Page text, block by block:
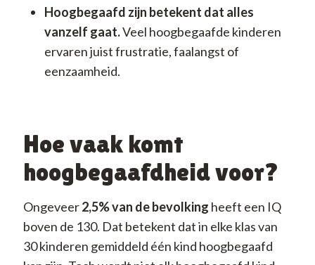
Hoogbegaafd zijn betekent dat alles
vanzelf gaat.Veel hoogbegaafde kinderen
ervaren juist frustratie, faalangst of
eenzaamheid.
Hoe vaak komt
hoogbegaafdheid voor?
Ongeveer2,5% van de bevolking heeft een IQ
boven de 130. Dat betekent dat in elke klas van
30 kinderen gemiddeld één kind hoogbegaafd